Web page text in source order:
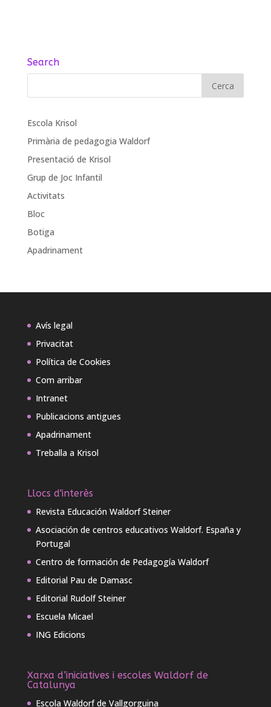
Search
Escola Krisol
Primària de pedagogia Waldorf
Presentació de Krisol
Grup de Joc Infantil
Activitats
Bloc
Botiga
Apadrinament
Avís legal
Privacitat
Política de Cookies
Com arribar
Intranet
Publicacions antigues
Apadrinament
Treballa a Krisol
Llocs d'interès
Revista Educación Waldorf Steiner
Asociación de centros educativos Waldorf. España y
Portugal
Centro de formación de Pedagogía Waldorf
Editorial Pau de Damasc
Editorial Rudolf Steiner
Escuela Micael
ING Edicions
Xarxa d’iniciatives i escoles Waldorf de
Catalunya
Escola Waldorf de Vallgorguina